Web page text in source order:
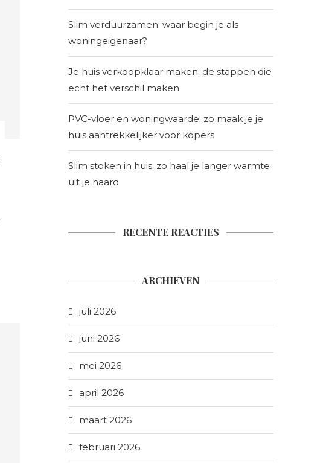
Slim verduurzamen: waar begin je als
woningeigenaar?
Je huis verkoopklaar maken: de stappen die
echt het verschil maken
PVC-vloer en woningwaarde: zo maak je je
huis aantrekkelijker voor kopers
Slim stoken in huis: zo haal je langer warmte
uit je haard
RECENTE REACTIES
ARCHIEVEN
juli 2026
juni 2026
mei 2026
april 2026
maart 2026
februari 2026